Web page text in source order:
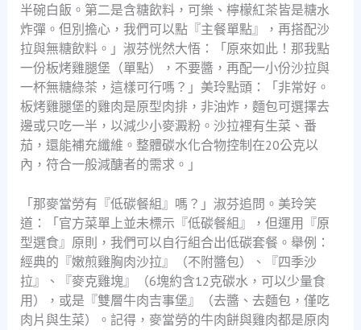
半碗白飯。第二是含糖飲料，可樂、檸檬紅茶皆是糖水
炸彈。但別擔心，我們可以點『主餐單點』，再搭配沙
拉與無糖飲料。」淑芬恍然大悟：「原來如此！那我點
一份板烤雞腿堡（單點），不要醬，再配一小份沙拉與
一杯無糖綠茶，這樣可行嗎？」美玲點頭：「非常好。
板烤雞腿堡的雞肉是原型肉排，非油炸，麵包可選擇去
邊或只吃一半，以減少小麥澱粉。沙拉裡有生菜、番
茄，還能補充纖維。整體碳水化合物控制在20公克以
內，符合一般減醣者的需求。」
「那麥當勞有『低碳餐組』嗎？」淑芬追問。美玲笑
道：「官方菜單上並未標示『低碳餐組』，但運用『原
型選食』原則，我們可以自行組合出低碳套餐。舉例：
經典的『嫩煎雞胸肉沙拉』（不附醬包）、『四季沙
拉』、『麥克雞塊』（6塊約含12克碳水，可以少量食
用），或是『雙層牛肉吉事堡』（去醬、去麵包，僅吃
肉片與生菜）。記得，麥當勞的牛肉餅與雞肉都是原肉